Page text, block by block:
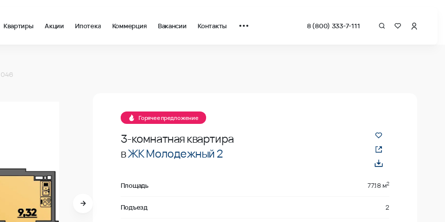
Квартиры Акции Ипотека Коммерция Вакансии Контакты 8 (800) 333-7-111
Горячее предложение
3-комнатная квартира
вЖК Молодежный 2
Площадь 77.18 м2
Подъезд 2